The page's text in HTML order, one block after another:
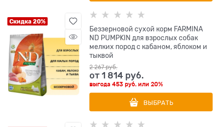
Скидка 20%
Беззерновой cухой корм FARMINA
ND PUMPKIN для взрослых собак
мелких пород с кабаном, яблоком и
тыквой
2 267 руб.
от1 814 руб.
выгода453 руб. или20%
ВЫБРАТЬ